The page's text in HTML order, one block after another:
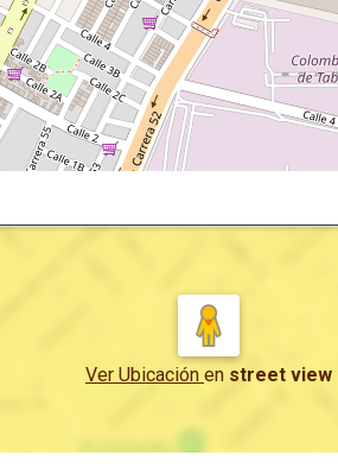
Ver Ubicación en street view